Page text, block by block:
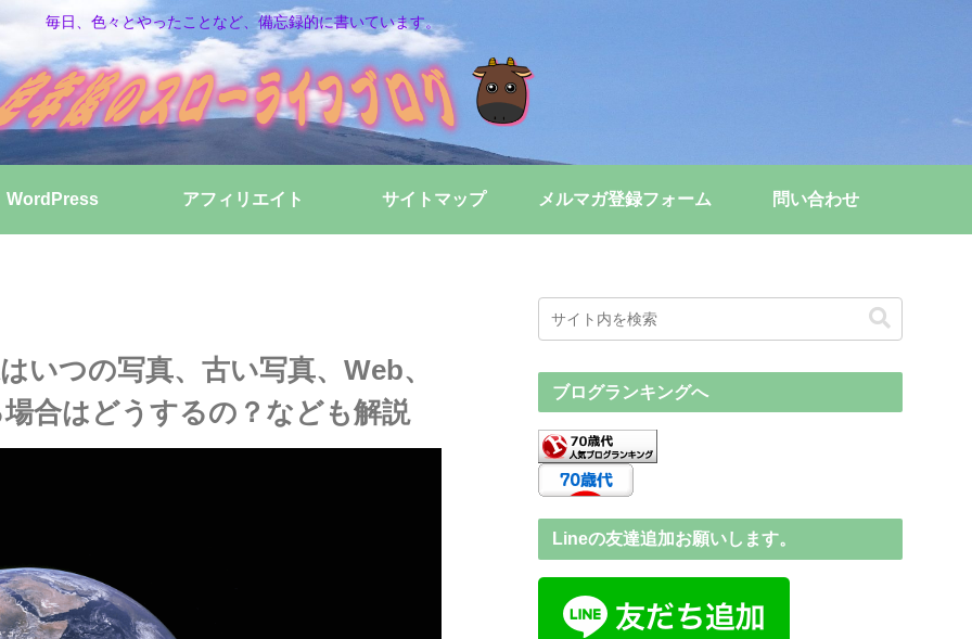
毎日、色々とやったことなど、備忘録的に書いています。
WordPress アフィリエイト サイトマップ メルマガ登録フォーム 問い合わせ
いつの写真、古い写真、Web、
合はどうするの？なども解説
ブログランキングへ
Lineの友達追加お願いします。